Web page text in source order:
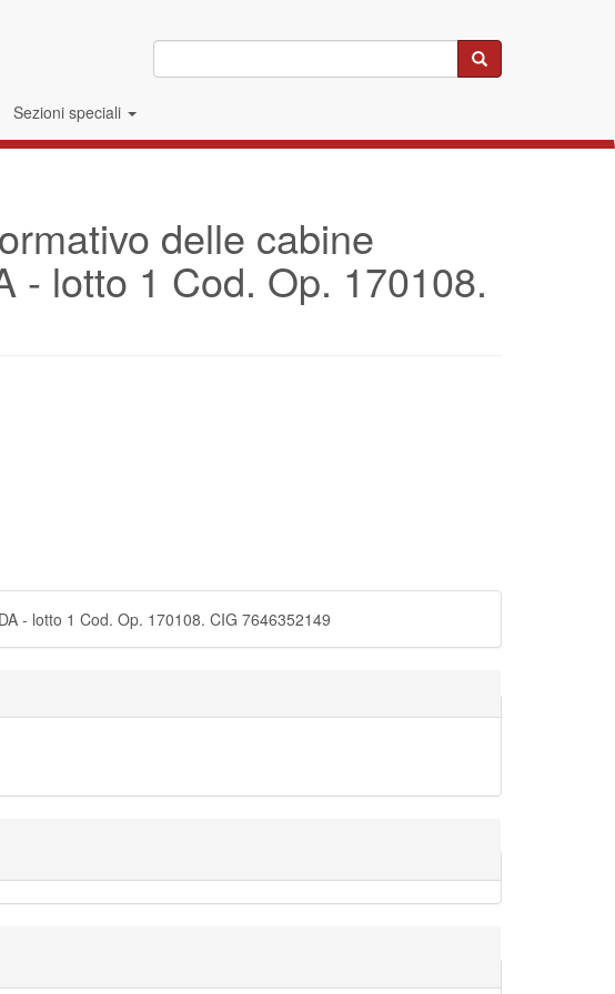
Sezioni speciali
delle cabine
- lotto 1 Cod. Op. 170108.
- lotto 1 Cod. Op. 170108. CIG 7646352149